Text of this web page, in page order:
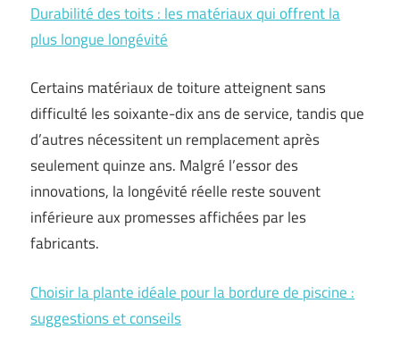
Durabilité des toits : les matériaux qui offrent la
plus longue longévité
Certains matériaux de toiture atteignent sans
difficulté les soixante-dix ans de service, tandis que
d’autres nécessitent un remplacement après
seulement quinze ans. Malgré l’essor des
innovations, la longévité réelle reste souvent
inférieure aux promesses affichées par les
fabricants.
Choisir la plante idéale pour la bordure de piscine :
suggestions et conseils